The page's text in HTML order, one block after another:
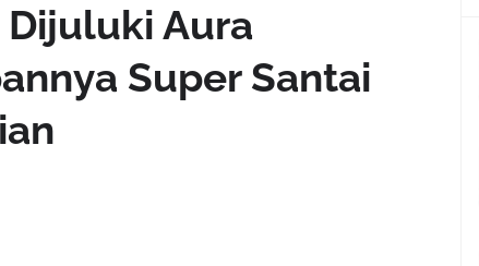
Aura
Super Santai